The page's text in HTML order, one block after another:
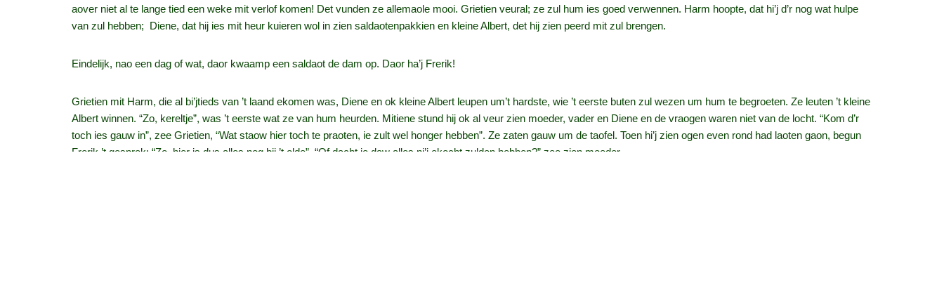
aover niet al te lange tied een weke mit verlof komen! Det vunden ze allemaole mooi. Grietien veural; ze zul hum ies goed verwennen. Harm hoopte, dat hi’j d’r nog wat hulpe
van zul hebben; Diene, dat hij ies mit heur kuieren wol in zien saldaotenpakkien en kleine Albert, det hij zien peerd mit zul brengen.
Eindelijk, nao een dag of wat, daor kwaamp een saldaot de dam op. Daor ha’j Frerik!
Grietien mit Harm, die al bi’jtieds van ’t laand ekomen was, Diene en ok kleine Albert leupen um’t hardste, wie ’t eerste buten zul wezen um hum te begroeten. Ze leuten ’t kleine
Albert winnen. “Zo, kereltje”, was ’t eerste wat ze van hum heurden. Mitiene stund hij ok al veur zien moeder, vader en Diene en de vraogen waren niet van de locht. “Kom d’r
toch ies gauw in”, zee Grietien, “Wat staow hier toch te praoten, ie zult wel honger hebben”. Ze zaten gauw um de taofel. Toen hi’j zien ogen even rond had laoten gaon, begun
Frerik ’t gesprek: “Zo, hier is dus alles nog bij ’t olde”. “Of dacht ie daw alles ni’j ekocht zulden hebben?” zee zien moeder.